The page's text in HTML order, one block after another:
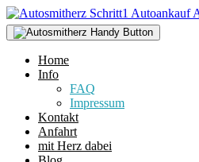
Home
Info
FAQ
Impressum
Kontakt
Anfahrt
mit Herz dabei